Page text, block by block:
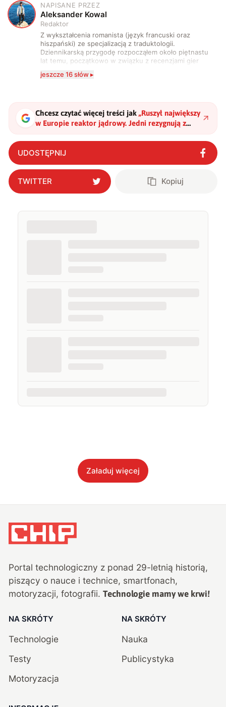
A
NAPISANE PRZEZ
Aleksander Kowal
Redaktor
Z wykształcenia romanista (język francuski oraz
hiszpański) ze specjalizacją z traduktologii.
Dziennikarską przygodę rozpocząłem około piętnastu
lat temu, początkowo w związku z recenzjami gier
zdecydowanie częściej na tematy związane z nauką
także uprawiać oraz oglądać sport.
jeszcze 16 słów ▸
Chcesz czytać więcej treści jak „Ruszył największy
w Europie reaktor jądrowy. Jedni rezygnują z
atomu, inni wręcz przeciwnie"?
UDOSTĘPNIJ
TWITTER Kopiuj
Załaduj więcej
Portal technologiczny z ponad 29-letnią historią,
piszący o nauce i technice, smartfonach,
motoryzacji, fotografii. Technologie mamy we krwi!
NA SKRÓTY
Technologie
Testy
Motoryzacja
NA SKRÓTY
Nauka
Publicystyka